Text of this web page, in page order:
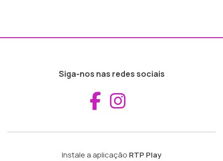
Siga-nos nas redes sociais
Aceder ao
Instale a aplicação RTP Play